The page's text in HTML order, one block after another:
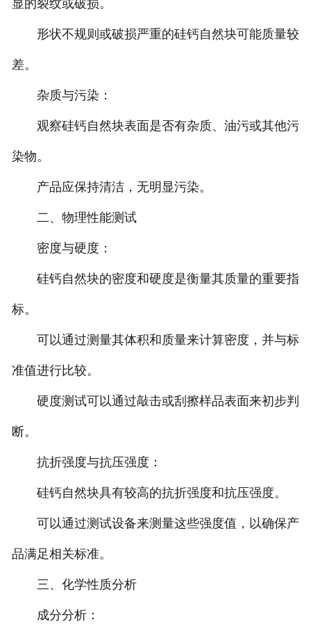
显的裂纹或破损。
形状不规则或破损严重的硅钙自然块可能质量较
差。
杂质与污染：
观察硅钙自然块表面是否有杂质、油污或其他污
染物。
产品应保持清洁，无明显污染。
二、物理性能测试
密度与硬度：
硅钙自然块的密度和硬度是衡量其质量的重要指
标。
可以通过测量其体积和质量来计算密度，并与标
准值进行比较。
硬度测试可以通过敲击或刮擦样品表面来初步判
断。
抗折强度与抗压强度：
硅钙自然块具有较高的抗折强度和抗压强度。
可以通过测试设备来测量这些强度值，以确保产
品满足相关标准。
三、化学性质分析
成分分析：